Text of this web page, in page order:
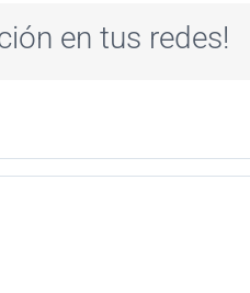
en tus redes!